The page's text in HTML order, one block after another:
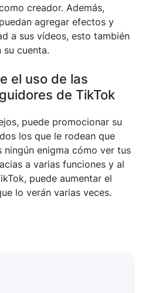
creador. Además,
agregar efectos y
a sus vídeos, esto también
cuenta.
el uso de las
de TikTok
puede promocionar su
los que le rodean que
enigma cómo ver tus
a varias funciones y al
puede aumentar el
lo verán varias veces.